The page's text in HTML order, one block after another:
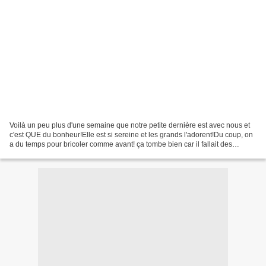
Voilà un peu plus d'une semaine que notre petite dernière est avec nous et
c'est QUE du bonheur!Elle est si sereine et les grands l'adorent!Du coup, on
a du temps pour bricoler comme avant! ça tombe bien car il fallait des